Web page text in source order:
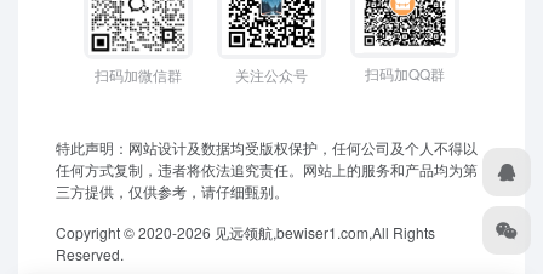
扫码加微信群 关注公众号 扫码加QQ群
特此声明：网站设计及数据均受版权保护，任何公司及个人不得以
任何方式复制，违者将依法追究责任。网站上的服务和产品均为第
三方提供，仅供参考，请仔细甄别。
Copyright © 2020-2026 见远领航,bewiser1.com,All Rights
Reserved.